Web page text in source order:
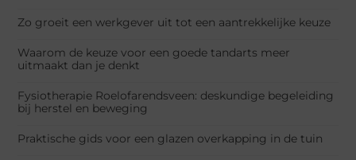
Zo groeit een werkgever uit tot een aantrekkelijke keuze
Waarom de keuze voor een goede tandarts meer
uitmaakt dan je denkt
Fysiotherapie Roelofarendsveen: deskundige begeleiding
bij herstel en beweging
Praktische gids voor een glazen overkapping in de tuin